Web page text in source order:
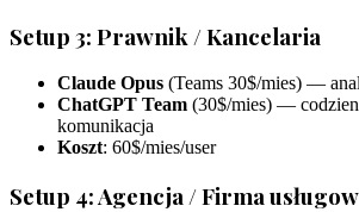
Setup 3: Prawnik / Kancelaria
Claude Opus (Teams 30$/mies) —
ChatGPT Team (30$/mies) —
komunikacja
Koszt: 60$/mies/user
Setup 4: Agencja / Firma